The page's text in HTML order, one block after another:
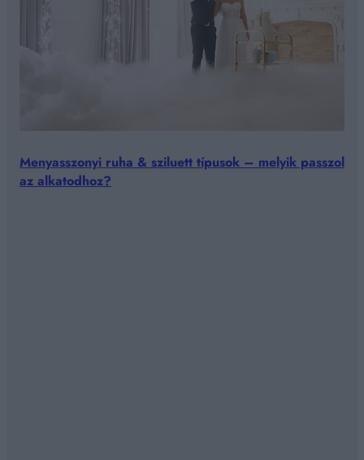
Menyasszonyi ruha & sziluett típusok – melyik passzol
az alkatodhoz?